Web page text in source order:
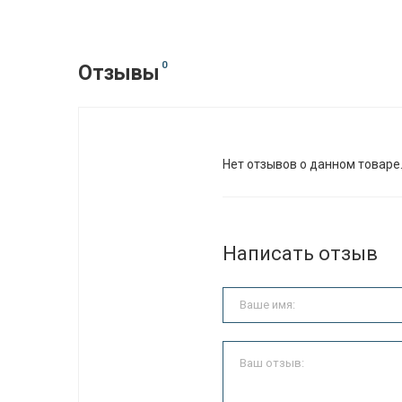
Отзывы 0
Нет отзывов о данном товаре.
Написать отзыв